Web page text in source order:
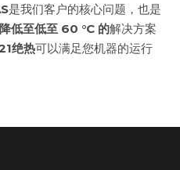
是我们客户的核心问题，也是
低至低至 60 °C 的解决方案
绝热可以满足您机器的运行